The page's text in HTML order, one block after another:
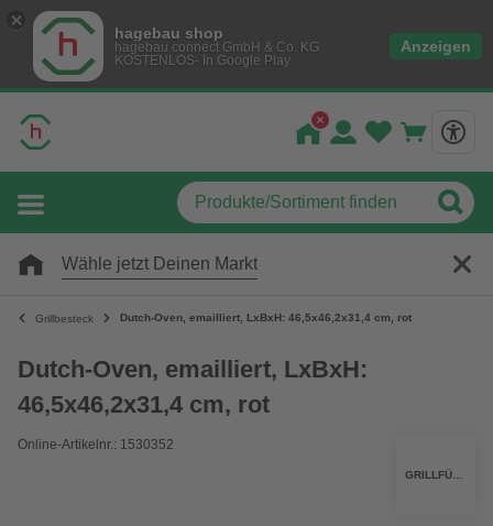
hagebau shop
hagebau connect GmbH & Co. KG
KOSTENLOS- In Google Play
Anzeigen
Wähle jetzt Deinen Markt
Grillbesteck Dutch-Oven, emailliert, LxBxH: 46,5x46,2x31,4 cm, rot
Dutch-Oven, emailliert, LxBxH:
46,5x46,2x31,4 cm, rot
Online-Artikelnr.: 1530352